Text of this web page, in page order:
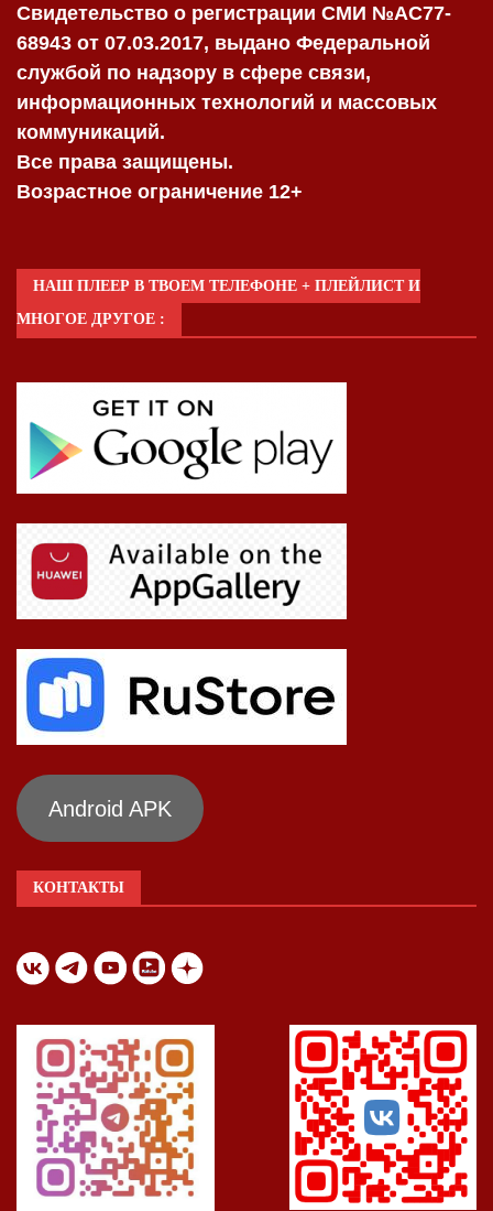
Свидетельство о регистрации СМИ №AC77-
68943 от 07.03.2017, выдано Федеральной
службой по надзору в сфере связи,
информационных технологий и массовых
коммуникаций.
Все права защищены.
Возрастное ограничение 12+
НАШ ПЛЕЕР В ТВОЕМ ТЕЛЕФОНЕ + ПЛЕЙЛИСТ И
МНОГОЕ ДРУГОЕ :
Android APK
КОНТАКТЫ